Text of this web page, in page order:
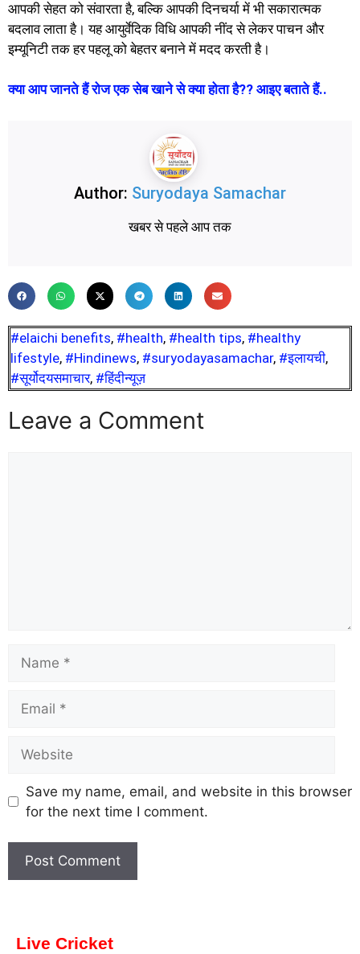
आपकी सेहत को संवारता है, बल्कि आपकी दिनचर्या में भी सकारात्मक
बदलाव लाता है। यह आयुर्वेदिक विधि आपकी नींद से लेकर पाचन और
इम्यूनिटी तक हर पहलू को बेहतर बनाने में मदद करती है।
क्या आप जानते हैं रोज एक सेब खाने से क्या होता है?? आइए बताते हैं..
Author: Suryodaya Samachar
खबर से पहले आप तक
#elaichi benefits, #health, #health tips, #healthy
lifestyle, #Hindinews, #suryodayasamachar, #इलायची,
#सूर्योदयसमाचार, #हिंदीन्यूज़
Leave a Comment
Save my name, email, and website in this browser
for the next time I comment.
Live Cricket